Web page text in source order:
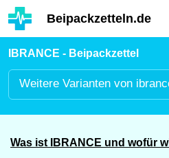
Hauptinhalt
Beipackzetteln.de
IBRANCE - Beipackzettel
Weitere Varianten von
Was ist IBRANCE und wofür